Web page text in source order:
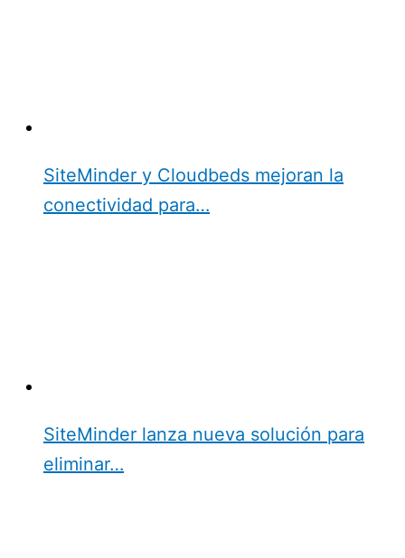
SiteMinder y Cloudbeds mejoran la
conectividad para…
SiteMinder lanza nueva solución para
eliminar…